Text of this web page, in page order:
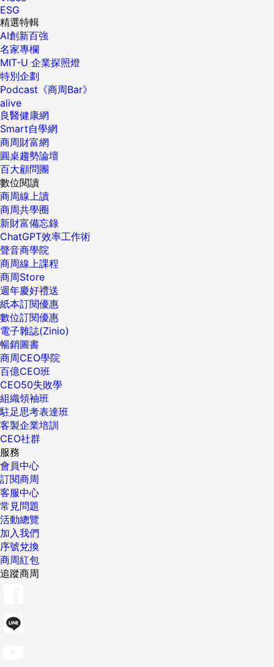
ESG
精選特輯
AI創新百強
名家專欄
MIT-U 企業探照燈
特別企劃
Podcast《商周Bar》
alive
良醫健康網
Smart自學網
商周財富網
圓桌趨勢論壇
百大顧問團
數位閱讀
商周線上讀
商周共學圈
新財富備忘錄
ChatGPT效率工作術
聲音商學院
商周線上課程
商周Store
週年慶好禮送
紙本訂閱優惠
數位訂閱優惠
電子雜誌(Zinio)
暢銷圖書
商周CEO學院
百億CEO班
CEO50失敗學
組織領袖班
駐足思考表達班
客製企業培訓
CEO社群
服務
會員中心
訂閱商周
客服中心
常見問題
活動總覽
加入我們
序號兌換
商周紅包
追蹤商周